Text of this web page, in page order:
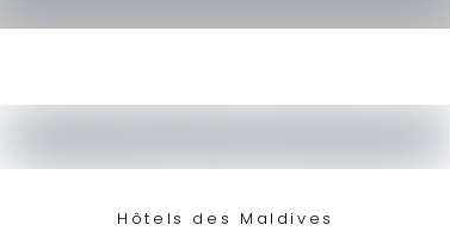
Hôtels des Maldives